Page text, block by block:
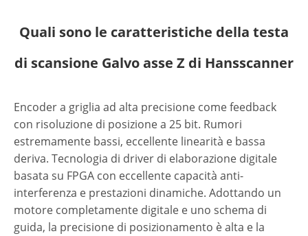
Quali sono le caratteristiche della testa
di scansione Galvo asse Z di Hansscanner
Encoder a griglia ad alta precisione come feedback
con risoluzione di posizione a 25 bit. Rumori
estremamente bassi, eccellente linearità e bassa
deriva. Tecnologia di driver di elaborazione digitale
basata su FPGA con eccellente capacità anti-
interferenza e prestazioni dinamiche. Adottando un
motore completamente digitale e uno schema di
guida, la precisione di posizionamento è alta e la